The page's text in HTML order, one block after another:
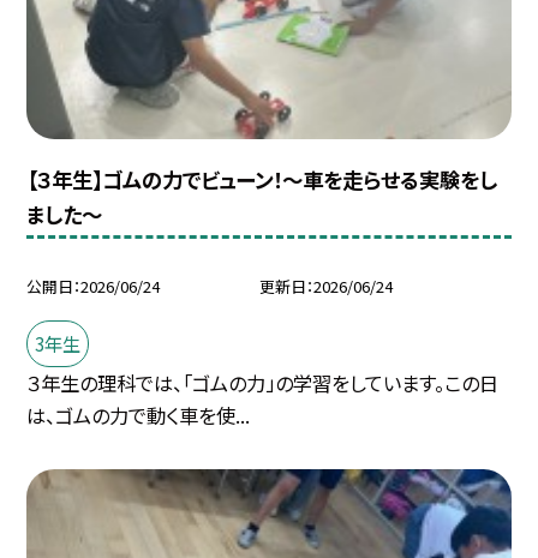
【３年生】ゴムの力でビューン！～車を走らせる実験をし
ました～
公開日 2026/06/24 更新日 2026/06/24
3年生
３年生の理科では、「ゴムの力」の学習をしています。この日
は、ゴムの力で動く車を使...